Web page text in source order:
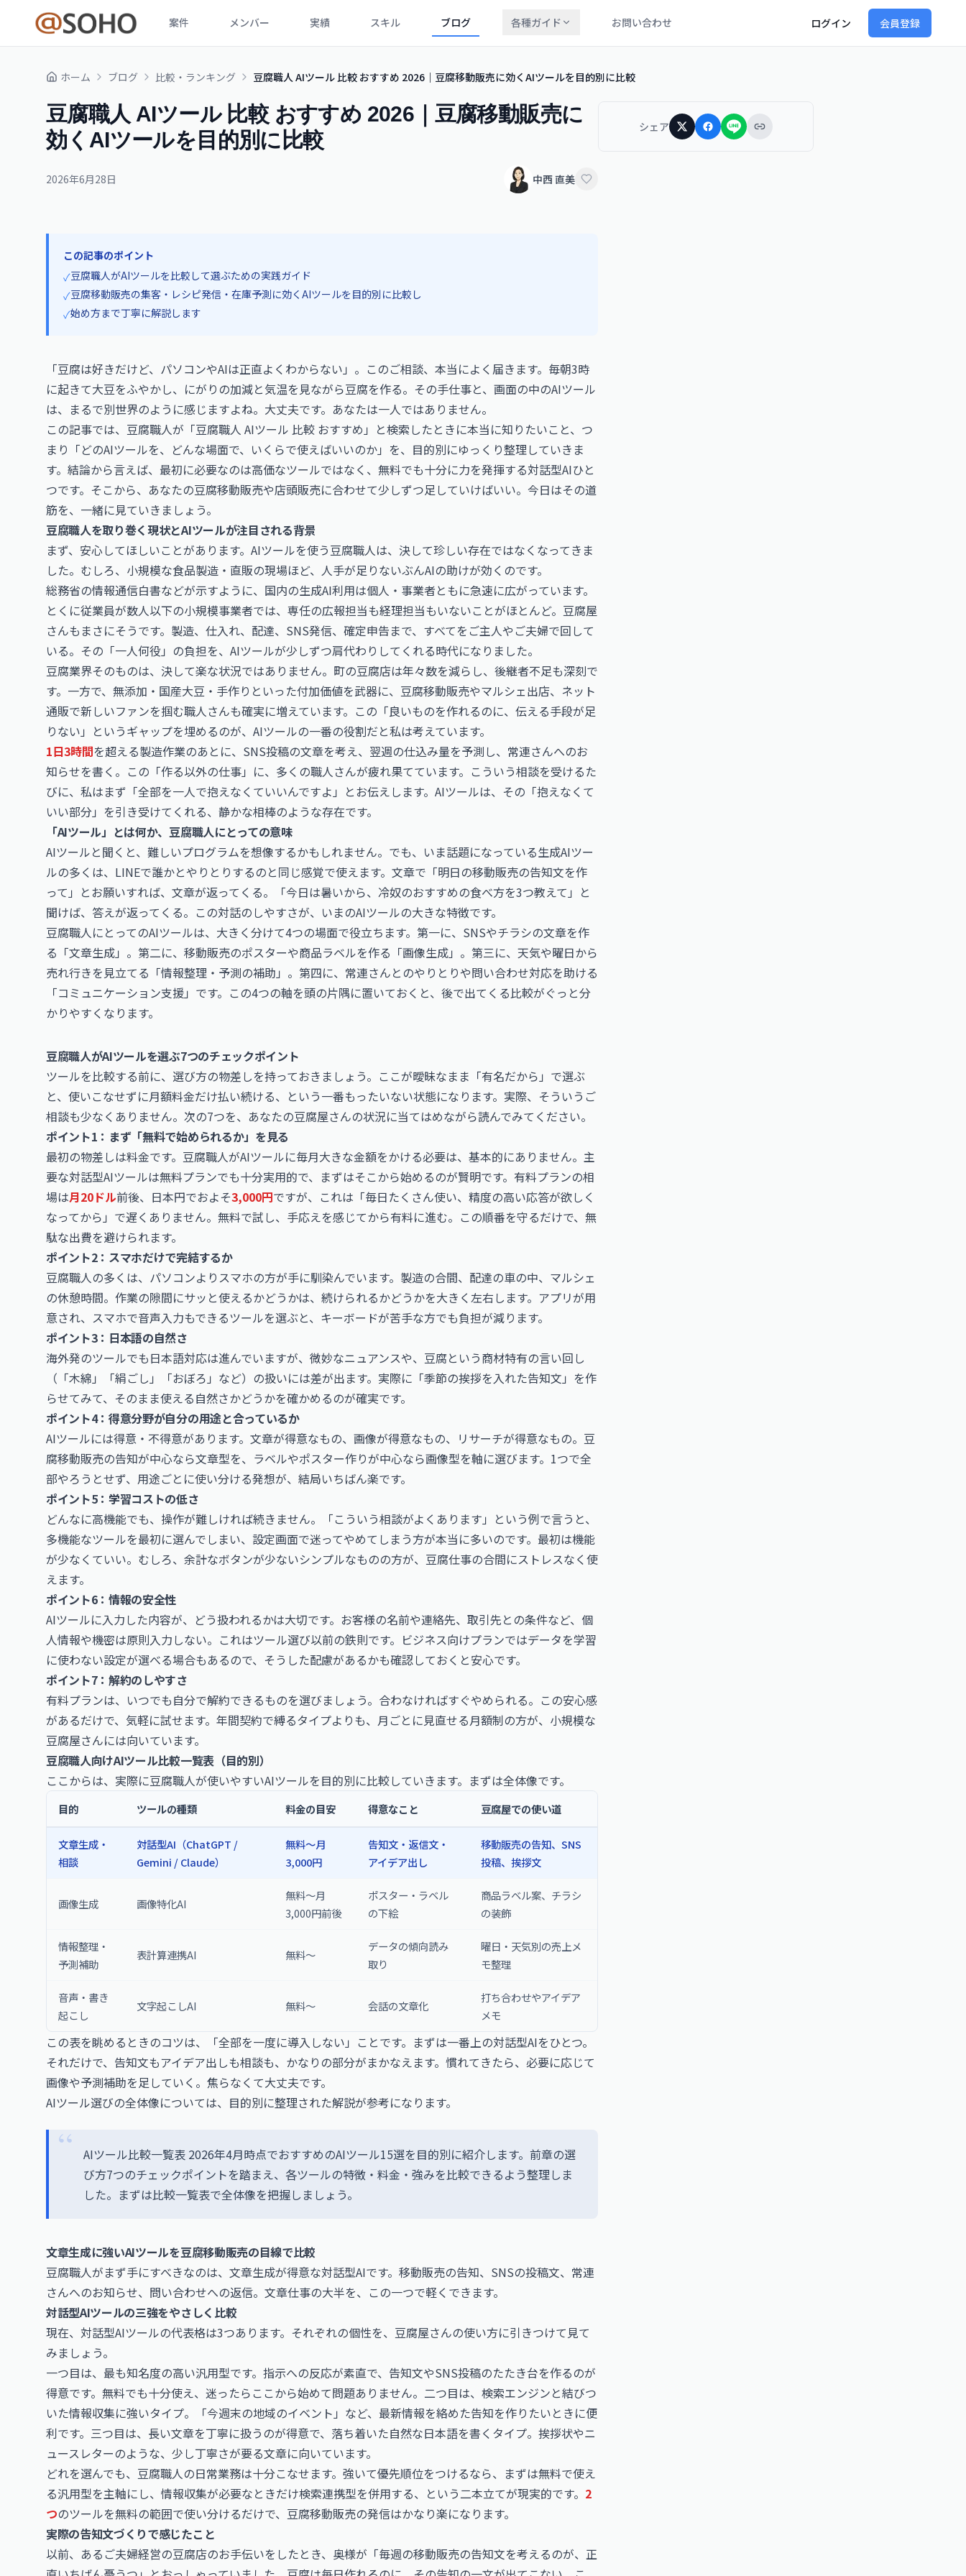
案件 メンバー 実績 スキル ブログ 各種ガイド お問い合わせ ログイン 会員登録
ホーム ブログ 比較・ランキング 豆腐職人 AIツール 比較 おすすめ 2026｜豆腐移動販売に効くAIツールを目的別に比較
豆腐職人 AIツール 比較 おすすめ 2026｜豆腐移動販売に
効くAIツールを目的別に比較
2026年6月28日 中西 直美
この記事のポイント
✓豆腐職人がAIツールを比較して選ぶための実践ガイド
✓豆腐移動販売の集客・レシピ発信・在庫予測に効くAIツールを目的別に比較し
✓始め方まで丁寧に解説します
「豆腐は好きだけど、パソコンやAIは正直よくわからない」。このご相談、本当によく届きます。毎朝3時
に起きて大豆をふやかし、にがりの加減と気温を見ながら豆腐を作る。その手仕事と、画面の中のAIツール
は、まるで別世界のように感じますよね。大丈夫です。あなたは一人ではありません。
この記事では、豆腐職人が「豆腐職人 AIツール 比較 おすすめ」と検索したときに本当に知りたいこと、つ
まり「どのAIツールを、どんな場面で、いくらで使えばいいのか」を、目的別にゆっくり整理していきま
す。結論から言えば、最初に必要なのは高価なツールではなく、無料でも十分に力を発揮する対話型AIひと
つです。そこから、あなたの豆腐移動販売や店頭販売に合わせて少しずつ足していけばいい。今日はその道
筋を、一緒に見ていきましょう。
豆腐職人を取り巻く現状とAIツールが注目される背景
まず、安心してほしいことがあります。AIツールを使う豆腐職人は、決して珍しい存在ではなくなってきま
した。むしろ、小規模な食品製造・直販の現場ほど、人手が足りないぶんAIの助けが効くのです。
総務省の情報通信白書などが示すように、国内の生成AI利用は個人・事業者ともに急速に広がっています。
とくに従業員が数人以下の小規模事業者では、専任の広報担当も経理担当もいないことがほとんど。豆腐屋
さんもまさにそうです。製造、仕入れ、配達、SNS発信、確定申告まで、すべてをご主人やご夫婦で回して
いる。その「一人何役」の負担を、AIツールが少しずつ肩代わりしてくれる時代になりました。
豆腐業界そのものは、決して楽な状況ではありません。町の豆腐店は年々数を減らし、後継者不足も深刻で
す。一方で、無添加・国産大豆・手作りといった付加価値を武器に、豆腐移動販売やマルシェ出店、ネット
通販で新しいファンを掴む職人さんも確実に増えています。この「良いものを作れるのに、伝える手段が足
りない」というギャップを埋めるのが、AIツールの一番の役割だと私は考えています。
1日3時間を超える製造作業のあとに、SNS投稿の文章を考え、翌週の仕込み量を予測し、常連さんへのお
知らせを書く。この「作る以外の仕事」に、多くの職人さんが疲れ果てています。こういう相談を受けるた
びに、私はまず「全部を一人で抱えなくていいんですよ」とお伝えします。AIツールは、その「抱えなくて
いい部分」を引き受けてくれる、静かな相棒のような存在です。
「AIツール」とは何か、豆腐職人にとっての意味
AIツールと聞くと、難しいプログラムを想像するかもしれません。でも、いま話題になっている生成AIツー
ルの多くは、LINEで誰かとやりとりするのと同じ感覚で使えます。文章で「明日の移動販売の告知文を作
って」とお願いすれば、文章が返ってくる。「今日は暑いから、冷奴のおすすめの食べ方を3つ教えて」と
聞けば、答えが返ってくる。この対話のしやすさが、いまのAIツールの大きな特徴です。
豆腐職人にとってのAIツールは、大きく分けて4つの場面で役立ちます。第一に、SNSやチラシの文章を作
る「文章生成」。第二に、移動販売のポスターや商品ラベルを作る「画像生成」。第三に、天気や曜日から
売れ行きを見立てる「情報整理・予測の補助」。第四に、常連さんとのやりとりや問い合わせ対応を助ける
「コミュニケーション支援」です。この4つの軸を頭の片隅に置いておくと、後で出てくる比較がぐっと分
かりやすくなります。
豆腐職人がAIツールを選ぶ7つのチェックポイント
ツールを比較する前に、選び方の物差しを持っておきましょう。ここが曖昧なまま「有名だから」で選ぶ
と、使いこなせずに月額料金だけ払い続ける、という一番もったいない状態になります。実際、そういうご
相談も少なくありません。次の7つを、あなたの豆腐屋さんの状況に当てはめながら読んでみてください。
ポイント1：まず「無料で始められるか」を見る
最初の物差しは料金です。豆腐職人がAIツールに毎月大きな金額をかける必要は、基本的にありません。主
要な対話型AIツールは無料プランでも十分実用的で、まずはそこから始めるのが賢明です。有料プランの相
場は月20ドル前後、日本円でおよそ3,000円ですが、これは「毎日たくさん使い、精度の高い応答が欲しく
なってから」で遅くありません。無料で試し、手応えを感じてから有料に進む。この順番を守るだけで、無
駄な出費を避けられます。
ポイント2：スマホだけで完結するか
豆腐職人の多くは、パソコンよりスマホの方が手に馴染んでいます。製造の合間、配達の車の中、マルシェ
の休憩時間。作業の隙間にサッと使えるかどうかは、続けられるかどうかを大きく左右します。アプリが用
意され、スマホで音声入力もできるツールを選ぶと、キーボードが苦手な方でも負担が減ります。
ポイント3：日本語の自然さ
海外発のツールでも日本語対応は進んでいますが、微妙なニュアンスや、豆腐という商材特有の言い回し
（「木綿」「絹ごし」「おぼろ」など）の扱いには差が出ます。実際に「季節の挨拶を入れた告知文」を作
らせてみて、そのまま使える自然さかどうかを確かめるのが確実です。
ポイント4：得意分野が自分の用途と合っているか
AIツールには得意・不得意があります。文章が得意なもの、画像が得意なもの、リサーチが得意なもの。豆
腐移動販売の告知が中心なら文章型を、ラベルやポスター作りが中心なら画像型を軸に選びます。1つで全
部やろうとせず、用途ごとに使い分ける発想が、結局いちばん楽です。
ポイント5：学習コストの低さ
どんなに高機能でも、操作が難しければ続きません。「こういう相談がよくあります」という例で言うと、
多機能なツールを最初に選んでしまい、設定画面で迷ってやめてしまう方が本当に多いのです。最初は機能
が少なくていい。むしろ、余計なボタンが少ないシンプルなものの方が、豆腐仕事の合間にストレスなく使
えます。
ポイント6：情報の安全性
AIツールに入力した内容が、どう扱われるかは大切です。お客様の名前や連絡先、取引先との条件など、個
人情報や機密は原則入力しない。これはツール選び以前の鉄則です。ビジネス向けプランではデータを学習
に使わない設定が選べる場合もあるので、そうした配慮があるかも確認しておくと安心です。
ポイント7：解約のしやすさ
有料プランは、いつでも自分で解約できるものを選びましょう。合わなければすぐやめられる。この安心感
があるだけで、気軽に試せます。年間契約で縛るタイプよりも、月ごとに見直せる月額制の方が、小規模な
豆腐屋さんには向いています。
豆腐職人向けAIツール比較一覧表（目的別）
ここからは、実際に豆腐職人が使いやすいAIツールを目的別に比較していきます。まずは全体像です。
目的 ツールの種類 料金の目安 得意なこと 豆腐屋での使い道
文章生成・
相談
対話型AI（ChatGPT /
Gemini / Claude）
無料〜月
3,000円
告知文・返信文・
アイデア出し
移動販売の告知、SNS
投稿、挨拶文
画像生成 画像特化AI
無料〜月
3,000円前後
ポスター・ラベル
の下絵
商品ラベル案、チラシ
の装飾
情報整理・
予測補助
表計算連携AI 無料〜
データの傾向読み
取り
曜日・天気別の売上メ
モ整理
音声・書き
起こし
文字起こしAI 無料〜 会話の文章化
打ち合わせやアイデア
メモ
この表を眺めるときのコツは、「全部を一度に導入しない」ことです。まずは一番上の対話型AIをひとつ。
それだけで、告知文もアイデア出しも相談も、かなりの部分がまかなえます。慣れてきたら、必要に応じて
画像や予測補助を足していく。焦らなくて大丈夫です。
AIツール選びの全体像については、目的別に整理された解説が参考になります。
AIツール比較一覧表 2026年4月時点でおすすめのAIツール15選を目的別に紹介します。前章の選
び方7つのチェックポイントを踏まえ、各ツールの特徴・料金・強みを比較できるよう整理しま
した。まずは比較一覧表で全体像を把握しましょう。
文章生成に強いAIツールを豆腐移動販売の目線で比較
豆腐職人がまず手にすべきなのは、文章生成が得意な対話型AIです。移動販売の告知、SNSの投稿文、常連
さんへのお知らせ、問い合わせへの返信。文章仕事の大半を、この一つで軽くできます。
対話型AIツールの三強をやさしく比較
現在、対話型AIツールの代表格は3つあります。それぞれの個性を、豆腐屋さんの使い方に引きつけて見て
みましょう。
一つ目は、最も知名度の高い汎用型です。指示への反応が素直で、告知文やSNS投稿のたたき台を作るのが
得意です。無料でも十分使え、迷ったらここから始めて問題ありません。二つ目は、検索エンジンと結びつ
いた情報収集に強いタイプ。「今週末の地域のイベント」など、最新情報を絡めた告知を作りたいときに便
利です。三つ目は、長い文章を丁寧に扱うのが得意で、落ち着いた自然な日本語を書くタイプ。挨拶状やニ
ュースレターのような、少し丁寧さが要る文章に向いています。
どれを選んでも、豆腐職人の日常業務は十分こなせます。強いて優先順位をつけるなら、まずは無料で使え
る汎用型を主軸にし、情報収集が必要なときだけ検索連携型を併用する、という二本立てが現実的です。 2
つのツールを無料の範囲で使い分けるだけで、豆腐移動販売の発信はかなり楽になります。
実際の告知文づくりで感じたこと
以前、あるご夫婦経営の豆腐店のお手伝いをしたとき、奥様が「毎週の移動販売の告知文を考えるのが、正
シェア